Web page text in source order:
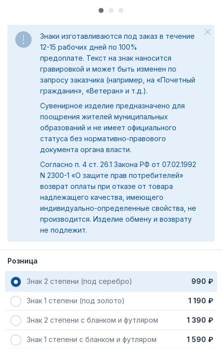
Знаки изготавливаются под заказ в течение
12-15 рабочих дней по 100%
предоплате. Текст на знак наносится
гравировкой и может быть изменен по
запросу заказчика (например, на «Почетный
гражданин», «Ветеран» и т.д.).
Сувенирное изделие предназначено для
поощрения жителей муниципальных
образований и не имеет официального
статуса без нормативно-правового
документа органа власти.
Согласно п. 4 ст. 26.1 Закона РФ от 07.02.1992
N 2300-1 «О защите прав потребителей»
возврат оплаты при отказе от товара
надлежащего качества, имеющего
индивидуально-определенные свойства, не
производится. Изделие обмену и возврату
не подлежит.
Розница
Знак 2 степени (под серебро) 990 ₽
Знак 1 степени (под золото) 1 190 ₽
Знак 2 степени с бланком и футляром 1 390 ₽
Знак 1 степени с бланком и футляром 1 590 ₽